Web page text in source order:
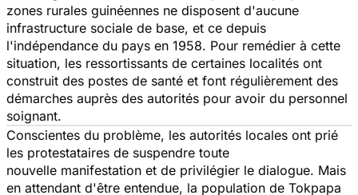
zones rurales guinéennes ne disposent d'aucune
infrastructure sociale de base, et ce depuis
l'indépendance du pays en 1958. Pour remédier à cette
situation, les ressortissants de certaines localités ont
construit des postes de santé et font régulièrement des
démarches auprès des autorités pour avoir du personnel
soignant.
Conscientes du problème, les autorités locales ont prié
les protestataires de suspendre toute
nouvelle manifestation et de privilégier le dialogue. Mais
en attendant d'être entendue, la population de Tokpapa